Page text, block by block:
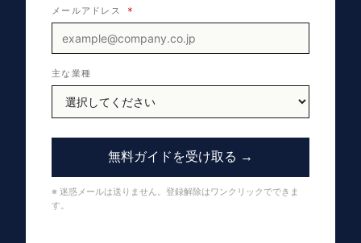
メールアドレス *
主な業種
無料ガイドを受け取る →
※ 迷惑メールは送りません。登録解除はワンクリックでできま
す。